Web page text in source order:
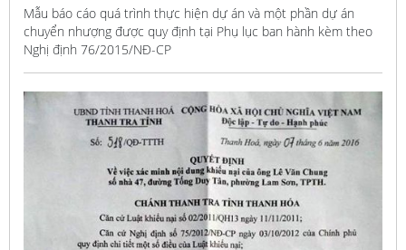
Mẫu báo cáo quá trình thực hiện dự án và một phần dự án
chuyển nhượng được quy định tại Phụ lục ban hành kèm theo
Nghị định 76/2015/NĐ-CP